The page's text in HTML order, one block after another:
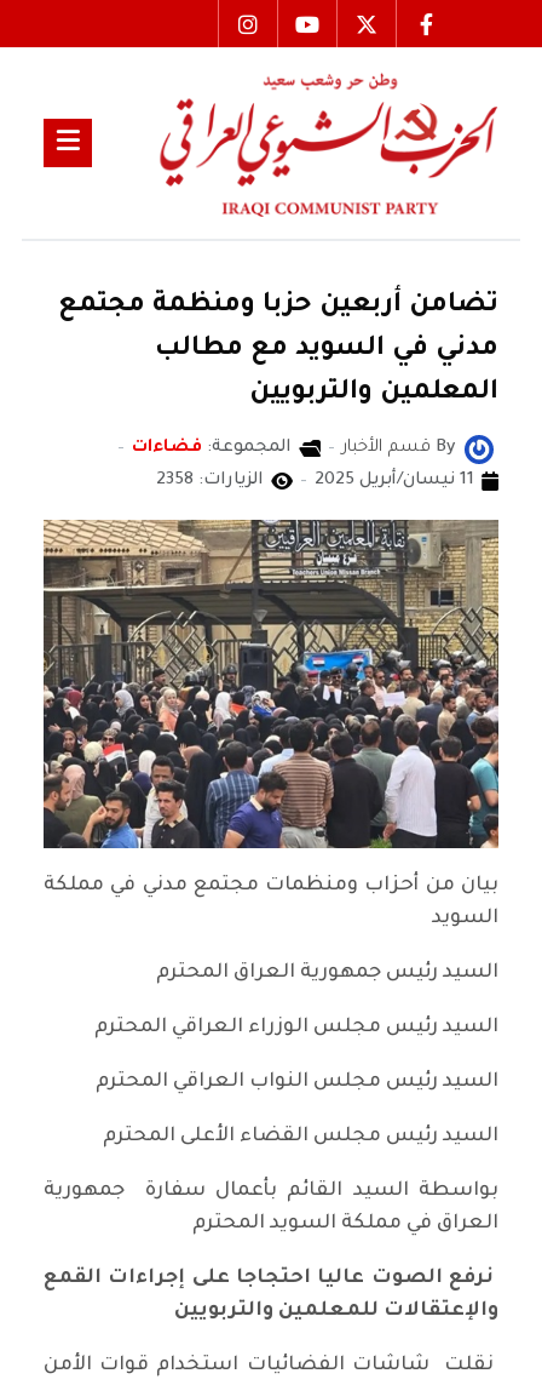
تضامن أربعين حزبا ومنظمة مجتمع
مدني في السويد مع مطالب
المعلمين والتربويين
By قسم الأخبار المجموعة: فضاءات
11 نيسان/أبريل 2025
الزيارات: 2358
بيان من أحزاب ومنظمات مجتمع مدني في مملكة
السويد
السيد رئيس جمهورية العراق المحترم
السيد رئيس مجلس الوزراء العراقي المحترم
السيد رئيس مجلس النواب العراقي المحترم
السيد رئيس مجلس القضاء الأعلى المحترم
بواسطة السيد القائم بأعمال سفارة جمهورية
العراق في مملكة السويد المحترم
نرفع الصوت عاليا احتجاجا على إجراءات القمع
والإعتقالات للمعلمين والتربويين
نقلت شاشات الفضائيات استخدام قوات الأمن